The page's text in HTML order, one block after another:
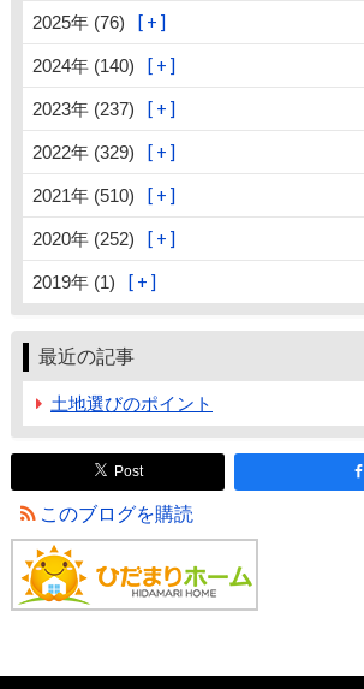
2025年 (76)
2024年 (140)
2023年 (237)
2022年 (329)
2021年 (510)
2020年 (252)
2019年 (1)
最近の記事
土地選びのポイント
Post
このブログを購読